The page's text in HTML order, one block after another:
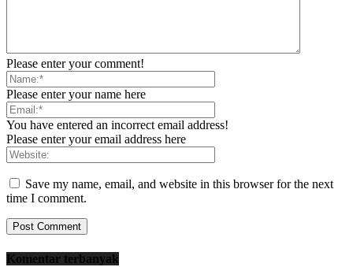
Please enter your comment!
Please enter your name here
You have entered an incorrect email address!
Please enter your email address here
Save my name, email, and website in this browser for the next
time I comment.
Komentar terbanyak